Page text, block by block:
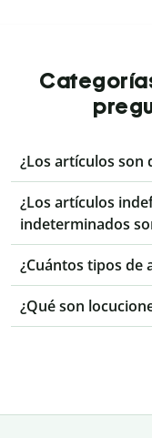
¿Los artículos son
¿Los artículos
indeterminados
¿Cuántos tipos de
¿Qué son